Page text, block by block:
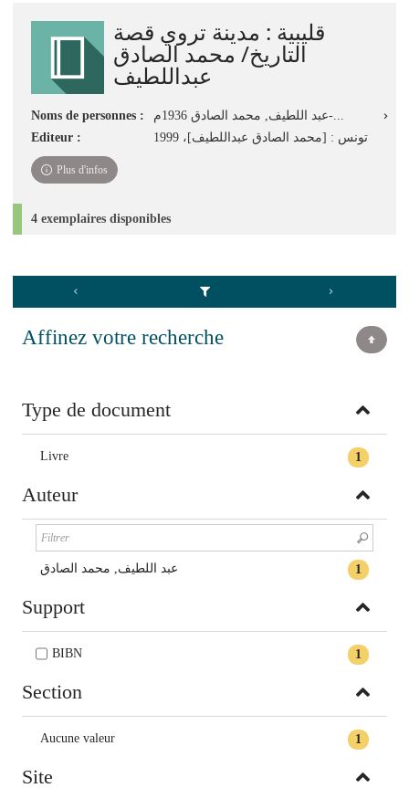
قليبية : مدينة تروي قصة
التاريخ/ محمد الصادق
عبداللطيف
Noms de personnes :
عبد اللطيف, محمد الصادق 1936م-...
Editeur :
تونس : [محمد الصادق عبداللطيف]، 1999
Plus d'infos
4 exemplaires disponibles
Affinez votre recherche
Type de document
1
Livre
Auteur
1 عبد اللطيف, محمد الصادق
Support
1
BIBN
Section
1
Aucune valeur
Site